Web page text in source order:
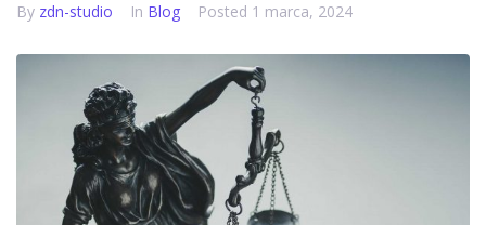
By zdn-studio In Blog Posted 1 marca, 2024